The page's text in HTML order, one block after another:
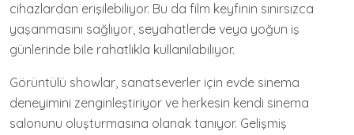
cihazlardan erişilebiliyor. Bu da film keyfinin sınırsızca
yaşanmasını sağlıyor, seyahatlerde veya yoğun iş
günlerinde bile rahatlıkla kullanılabiliyor.
Görüntülü showlar, sanatseverler için evde sinema
deneyimini zenginleştiriyor ve herkesin kendi sinema
salonunu oluşturmasına olanak tanıyor. Gelişmiş